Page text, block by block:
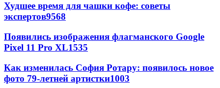
Худшее время для чашки кофе: советы
экспертов9568
Появились изображения флагманского Google
Pixel 11 Pro XL1535
Как изменилась София Ротару: появилось новое
фото 79-летней артистки1003